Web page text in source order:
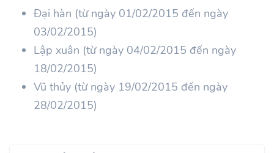
Đại hàn (từ ngày 01/02/2015 đến ngày
03/02/2015)
Lập xuân (từ ngày 04/02/2015 đến ngày
18/02/2015)
Vũ thủy (từ ngày 19/02/2015 đến ngày
28/02/2015)